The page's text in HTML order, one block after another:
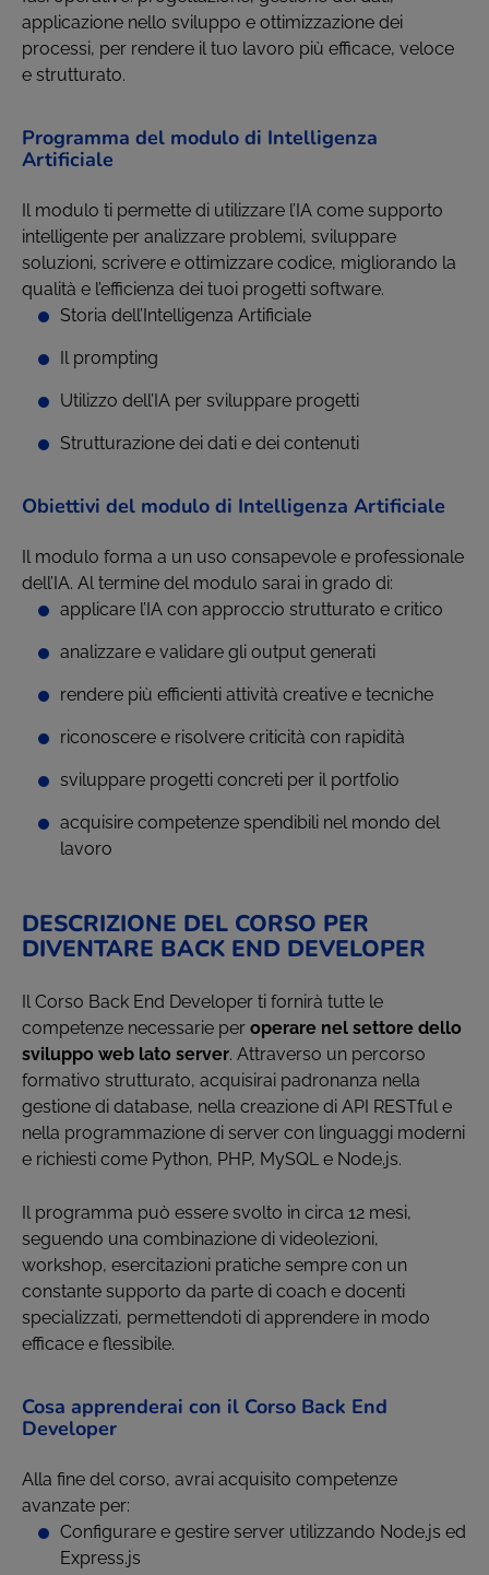
applicazione nello sviluppo e ottimizzazione dei
processi, per rendere il tuo lavoro più efficace, veloce
e strutturato.
Programma del modulo di Intelligenza
Artificiale
Il modulo ti permette di utilizzare l’IA come supporto
intelligente per analizzare problemi, sviluppare
soluzioni, scrivere e ottimizzare codice, migliorando la
qualità e l’efficienza dei tuoi progetti software.
Storia dell’Intelligenza Artificiale
Il prompting
Utilizzo dell’IA per sviluppare progetti
Strutturazione dei dati e dei contenuti
Obiettivi del modulo di Intelligenza Artificiale
Il modulo forma a un uso consapevole e professionale
dell’IA. Al termine del modulo sarai in grado di:
applicare l’IA con approccio strutturato e critico
analizzare e validare gli output generati
rendere più efficienti attività creative e tecniche
riconoscere e risolvere criticità con rapidità
sviluppare progetti concreti per il portfolio
acquisire competenze spendibili nel mondo del
lavoro
DESCRIZIONE DEL CORSO PER
DIVENTARE BACK END DEVELOPER
Il Corso Back End Developer ti fornirà tutte le
competenze necessarie per operare nel settore dello
sviluppo web lato server. Attraverso un percorso
formativo strutturato, acquisirai padronanza nella
gestione di database, nella creazione di API RESTful e
nella programmazione di server con linguaggi moderni
e richiesti come Python, PHP, MySQL e Node.js.
Il programma può essere svolto in circa 12 mesi,
seguendo una combinazione di videolezioni,
workshop, esercitazioni pratiche sempre con un
constante supporto da parte di coach e docenti
specializzati, permettendoti di apprendere in modo
efficace e flessibile.
Cosa apprenderai con il Corso Back End
Developer
Alla fine del corso, avrai acquisito competenze
avanzate per:
Configurare e gestire server utilizzando Node.js ed
Express.js